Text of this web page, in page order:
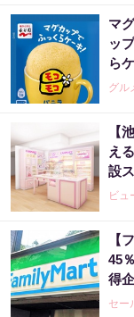
マ
ッ
ら
グル
【
え
設
ビュ
【
45
得
セー